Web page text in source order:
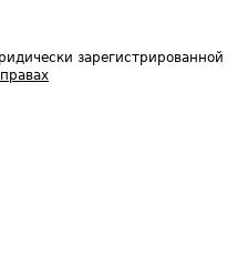
зарегистрированной